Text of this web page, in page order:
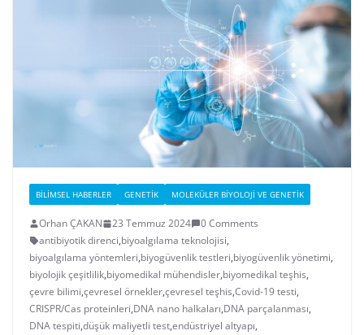
BILIMSEL HABERLER GENETIK MOLEKÜLER BIYOLOJI VE GENETIK
Orhan ÇAKAN 23 Temmuz 2024
0 Comments
antibiyotik direnci,biyoalgılama teknolojisi,
biyoalgılama yöntemleri,biyogüvenlik testleri,biyogüvenlik yönetimi,
biyolojik çeşitlilik,biyomedikal mühendisler,biyomedikal teşhis,
çevre bilimi,çevresel örnekler,çevresel teşhis,Covid-19 testi,
CRISPR/Cas proteinleri,DNA nano halkaları,DNA parçalanması,
DNA tespiti,düşük maliyetli test,endüstriyel altyapı,